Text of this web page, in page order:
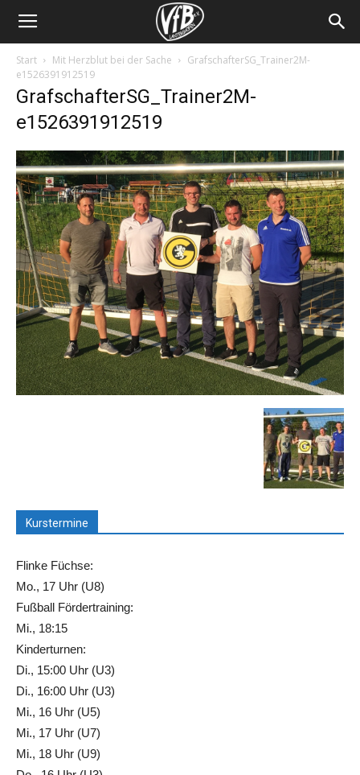
Start Mit Herzblut bei der Sache
GrafschafterSG_Trainer2M-
e1526391912519
GrafschafterSG_Trainer2M-
e1526391912519
Kurstermine
Flinke Füchse:
Mo., 17 Uhr (U8)
Fußball Fördertraining:
Mi., 18:15
Kinderturnen:
Di., 15:00 Uhr (U3)
Di., 16:00 Uhr (U3)
Mi., 16 Uhr (U5)
Mi., 17 Uhr (U7)
Mi., 18 Uhr (U9)